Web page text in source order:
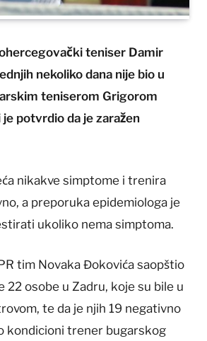
teniser Damir
nekoliko dana nije bio u
teniserom Grigorom
potvrdio da je zaražen
nikakve simptome i trenira
a preporuka epidemiologa je
ukoliko nema simptoma.
tim Novaka Đokovića saopštio
22 osobe u Zadru, koje su bile u
te da je njih 19 negativno
kondicioni trener bugarskog